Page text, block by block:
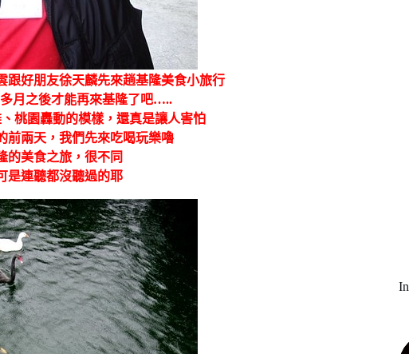
跟好朋友徐天麟先來趟基隆美食小旅行
月之後才能再來基隆了吧…..
桃園轟動的模樣，還真是讓人害怕
前兩天，我們先來吃喝玩樂嚕
的美食之旅，很不同
是連聽都沒聽過的耶